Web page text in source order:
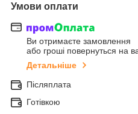
Умови оплати
Ви отримаєте замовлення
або гроші повернуться на
Детальніше
Післяплата
Готівкою